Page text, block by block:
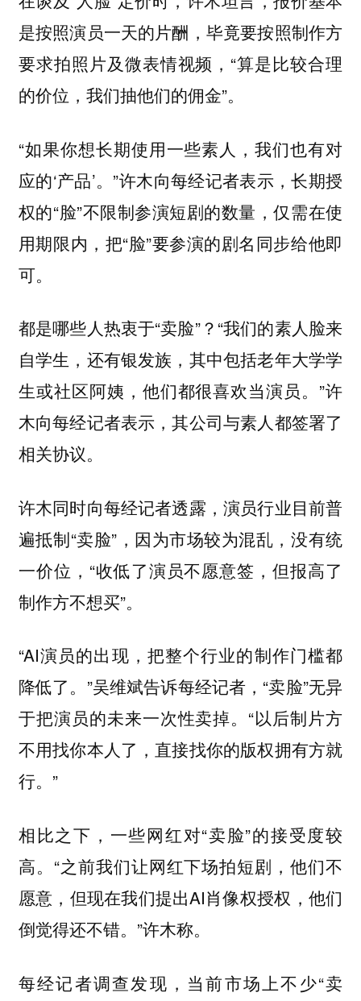
是按照演员一天的片酬，毕竟要按照制作方
要求拍照片及微表情视频，“算是比较合理
的价位，我们抽他们的佣金”。
“如果你想长期使用一些素人，我们也有对
应的‘产品’。”许木向每经记者表示，长期授
权的“脸”不限制参演短剧的数量，仅需在使
用期限内，把“脸”要参演的剧名同步给他即
可。
都是哪些人热衷于“卖脸”？“我们的素人脸来
自学生，还有银发族，其中包括老年大学学
生或社区阿姨，他们都很喜欢当演员。”许
木向每经记者表示，其公司与素人都签署了
相关协议。
许木同时向每经记者透露，演员行业目前普
遍抵制“卖脸”，因为市场较为混乱，没有统
一价位，“收低了演员不愿意签，但报高了
制作方不想买”。
“AI演员的出现，把整个行业的制作门槛都
降低了。”吴维斌告诉每经记者，“卖脸”无异
于把演员的未来一次性卖掉。“以后制片方
不用找你本人了，直接找你的版权拥有方就
行。”
相比之下，一些网红对“卖脸”的接受度较
高。“之前我们让网红下场拍短剧，他们不
愿意，但现在我们提出AI肖像权授权，他们
倒觉得还不错。”许木称。
每经记者调查发现，当前市场上不少“卖